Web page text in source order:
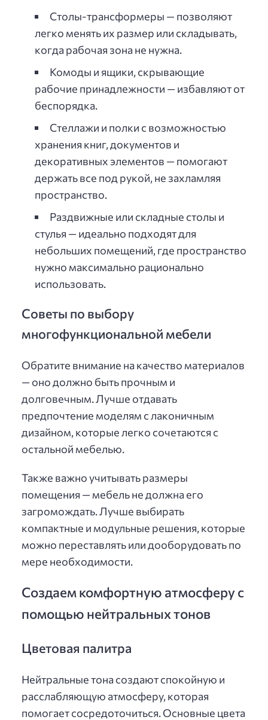
Столы-трансформеры — позволяют
легко менять их размер или складывать,
когда рабочая зона не нужна.
Комоды и ящики, скрывающие
рабочие принадлежности — избавляют от
беспорядка.
Стеллажи и полки с возможностью
хранения книг, документов и
декоративных элементов — помогают
держать все под рукой, не захламляя
пространство.
Раздвижные или складные столы и
стулья — идеально подходят для
небольших помещений, где пространство
нужно максимально рационально
использовать.
Советы по выбору
многофункциональной мебели
Обратите внимание на качество материалов
— оно должно быть прочным и
долговечным. Лучше отдавать
предпочтение моделям с лаконичным
дизайном, которые легко сочетаются с
остальной мебелью.
Также важно учитывать размеры
помещения — мебель не должна его
загромождать. Лучше выбирать
компактные и модульные решения, которые
можно переставлять или дооборудовать по
мере необходимости.
Создаем комфортную атмосферу с
помощью нейтральных тонов
Цветовая палитра
Нейтральные тона создают спокойную и
расслабляющую атмосферу, которая
помогает сосредоточиться. Основные цвета